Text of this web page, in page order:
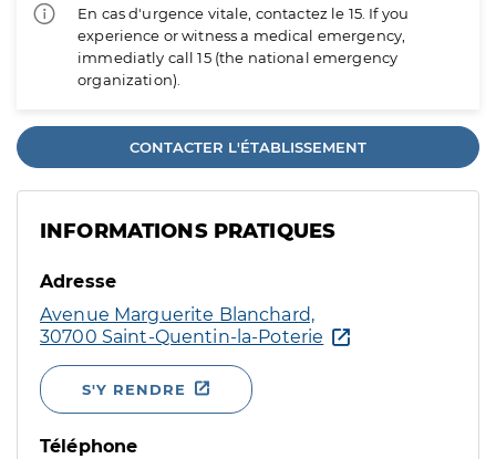
En cas d'urgence vitale, contactez le 15. If you
experience or witness a medical emergency,
immediatly call 15 (the national emergency
organization).
CONTACTER L'ÉTABLISSEMENT
INFORMATIONS PRATIQUES
Adresse
Avenue Marguerite Blanchard,
30700 Saint-Quentin-la-Poterie
S'Y RENDRE
Téléphone